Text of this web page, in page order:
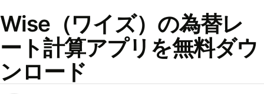
Wise（ワイズ）の為替レ
ート計算アプリを無料ダウ
ンロード